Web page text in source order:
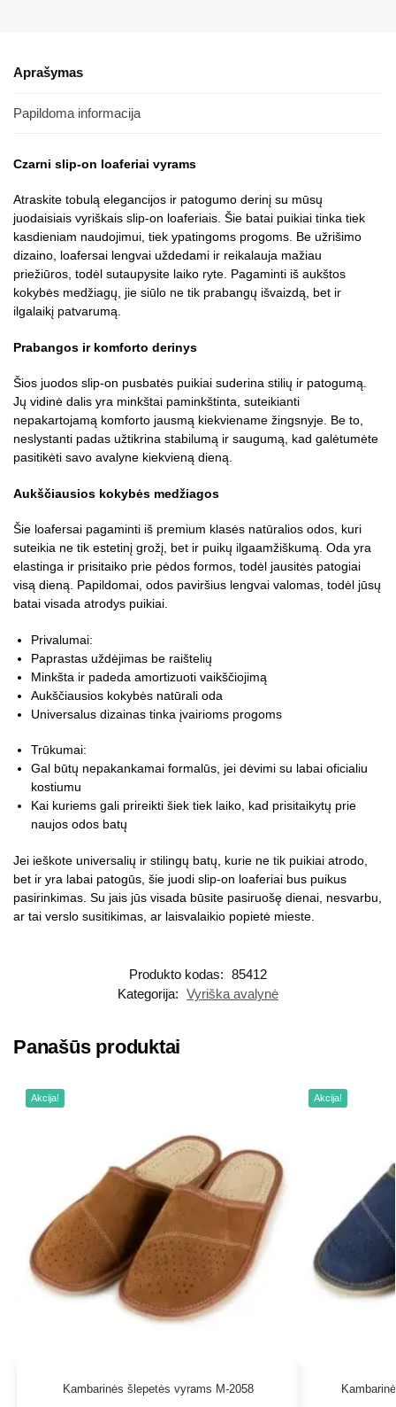
Aprašymas
Papildoma informacija
Czarni slip-on loaferiai vyrams
Atraskite tobulą elegancijos ir patogumo derinį su mūsų
juodaisiais vyriškais slip-on loaferiais. Šie batai puikiai tinka tiek
kasdieniam naudojimui, tiek ypatingoms progoms. Be užrišimo
dizaino, loafersai lengvai uždedami ir reikalauja mažiau
priežiūros, todėl sutaupysite laiko ryte. Pagaminti iš aukštos
kokybės medžiagų, jie siūlo ne tik prabangų išvaizdą, bet ir
ilgalaikį patvarumą.
Prabangos ir komforto derinys
Šios juodos slip-on pusbatės puikiai suderina stilių ir patogumą.
Jų vidinė dalis yra minkštai paminkštinta, suteikianti
nepakartojamą komforto jausmą kiekviename žingsnyje. Be to,
neslystanti padas užtikrina stabilumą ir saugumą, kad galėtumėte
pasitikėti savo avalyne kiekvieną dieną.
Aukščiausios kokybės medžiagos
Šie loafersai pagaminti iš premium klasės natūralios odos, kuri
suteikia ne tik estetinį grožį, bet ir puikų ilgaamžiškumą. Oda yra
elastinga ir prisitaiko prie pėdos formos, todėl jausitės patogiai
visą dieną. Papildomai, odos paviršius lengvai valomas, todėl jūsų
batai visada atrodys puikiai.
Privalumai:
Paprastas uždėjimas be raištelių
Minkšta ir padeda amortizuoti vaikščiojimą
Aukščiausios kokybės natūrali oda
Universalus dizainas tinka įvairioms progoms
Trūkumai:
Gal būtų nepakankamai formalūs, jei dėvimi su labai oficialiu
kostiumu
Kai kuriems gali prireikti šiek tiek laiko, kad prisitaikytų prie
naujos odos batų
Jei ieškote universalių ir stilingų batų, kurie ne tik puikiai atrodo,
bet ir yra labai patogūs, šie juodi slip-on loaferiai bus puikus
pasirinkimas. Su jais jūs visada būsite pasiruošę dienai, nesvarbu,
ar tai verslo susitikimas, ar laisvalaikio popietė mieste.
Produkto kodas: 85412
Kategorija: Vyriška avalynė
Panašūs produktai
Akcija!
Kambarinės šlepetės vyrams M-2058
Akcija!